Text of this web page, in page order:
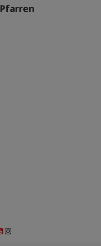
Pfarren